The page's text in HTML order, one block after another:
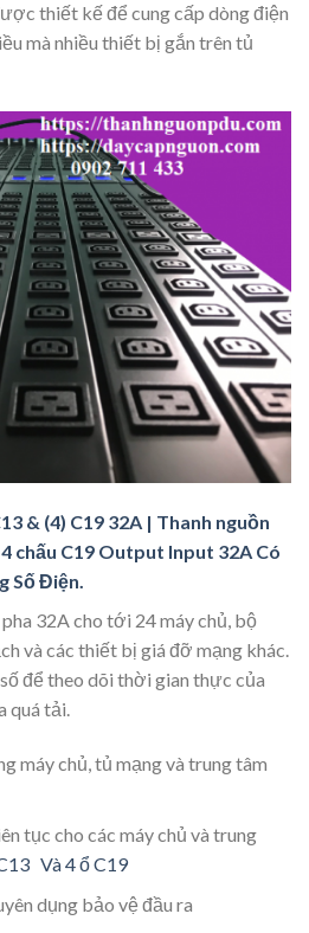
thiết kế để cung cấp dòng điện
mà nhiều thiết bị gắn trên tủ
& (4) C19 32A | Thanh nguồn
chấu C19 Output Input 32A Có
Số Điện.
32A cho tới 24 máy chủ, bộ
và các thiết bị giá đỡ mạng khác.
để theo dõi thời gian thực của
quá tải.
máy chủ, tủ mạng và trung tâm
tục cho các máy chủ và trung
Và 4 ổ C19
dụng bảo vệ đầu ra